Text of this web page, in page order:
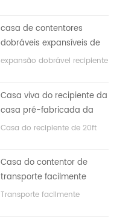
casa de contentores
dobráveis ​​expansíveis de
baixo preço
expansão dobrável recipiente
Casa viva do recipiente da
casa pré-fabricada da
prova de fogo de 20ft em
Casa do recipiente de 20ft
Casa do contentor de
transporte facilmente
montada e conveniente
Transporte facilmente